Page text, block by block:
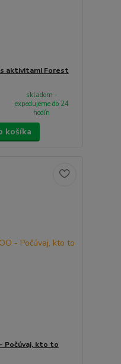
aktivitami Forest
skladom -
expedujeme do 24
hodín
košíka
Počúvaj, kto to